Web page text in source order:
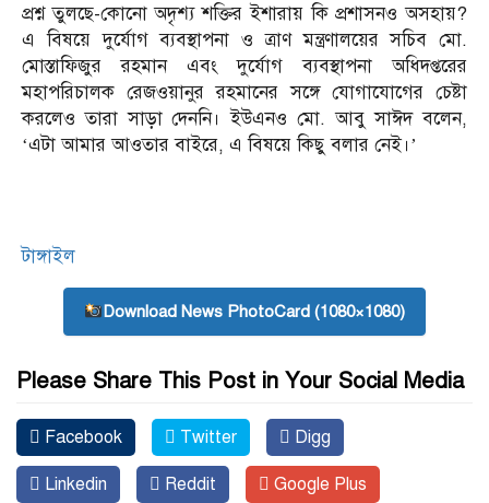
প্রশ্ন তুলছে-কোনো অদৃশ্য শক্তির ইশারায় কি প্রশাসনও অসহায়?
এ বিষয়ে দুর্যোগ ব্যবস্থাপনা ও ত্রাণ মন্ত্রণালয়ের সচিব মো.
মোস্তাফিজুর রহমান এবং দুর্যোগ ব্যবস্থাপনা অধিদপ্তরের
মহাপরিচালক রেজওয়ানুর রহমানের সঙ্গে যোগাযোগের চেষ্টা
করলেও তারা সাড়া দেননি। ইউএনও মো. আবু সাঈদ বলেন,
‘এটা আমার আওতার বাইরে, এ বিষয়ে কিছু বলার নেই।’
টাঙ্গাইল
Download News PhotoCard (1080×1080)
Please Share This Post in Your Social Media
Facebook Twitter Digg
Linkedin Reddit Google Plus